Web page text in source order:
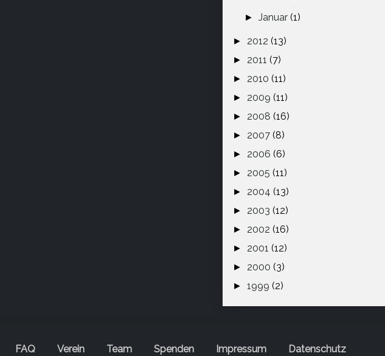
►Januar(1)
► 2012 (13)
► 2011 (7)
► 2010 (11)
► 2009 (11)
► 2008 (16)
► 2007 (8)
► 2006 (6)
► 2005 (11)
► 2004 (13)
► 2003 (12)
► 2002 (16)
► 2001 (12)
► 2000 (3)
► 1999 (2)
FAQ Verein Team Spenden Impressum
Datenschutz